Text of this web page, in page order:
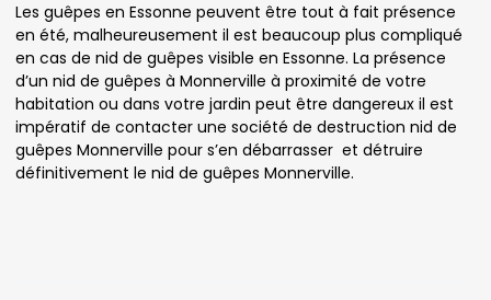
Les guêpes en Essonne peuvent être tout à fait présence
en été, malheureusement il est beaucoup plus compliqué
en cas de nid de guêpes visible en Essonne. La présence
d’un nid de guêpes à Monnerville à proximité de votre
habitation ou dans votre jardin peut être dangereux il est
impératif de contacter une société de destruction nid de
guêpes Monnerville pour s’en débarrasser et détruire
définitivement le nid de guêpes Monnerville.